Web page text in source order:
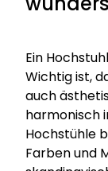
Ein
Wichtig ist,
auch
harmonisch
Hochstühle
Farben und